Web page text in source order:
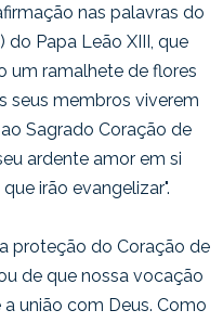
nas palavras do
do Papa Leão XIII, que
um ramalhete de flores
seus membros viverem
Sagrado Coração de
ardente amor em si
irão evangelizar".
proteção do Coração de
de que nossa vocação
união com Deus. Como